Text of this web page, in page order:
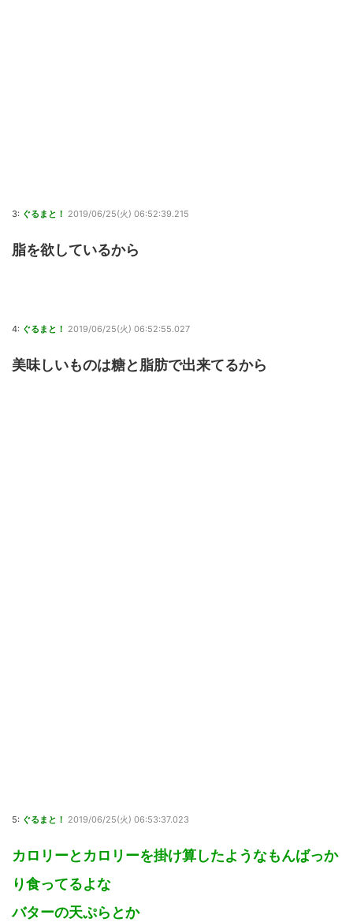
3: ぐるまと！ 2019/06/25(火) 06:52:39.215
脂を欲しているから
4: ぐるまと！ 2019/06/25(火) 06:52:55.027
美味しいものは糖と脂肪で出来てるから
5: ぐるまと！ 2019/06/25(火) 06:53:37.023
カロリーとカロリーを掛け算したようなもんばっか
り食ってるよな
バターの天ぷらとか